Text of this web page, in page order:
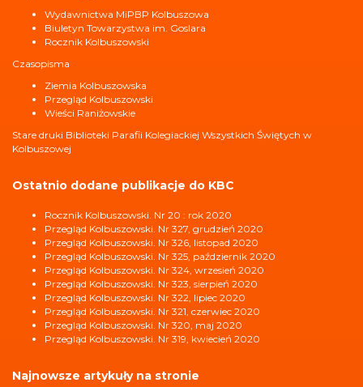
Wydawnictwa MiPBP Kolbuszowa
Biuletyn Towarzystwa im. Goslara
Rocznik Kolbuszowski
Czasopisma
Ziemia Kolbuszowska
Przegląd Kolbuszowski
Wieści Raniżowskie
Stare druki Biblioteki Parafii Kolegiackiej Wszystkich Świętych w
Kolbuszowej
Ostatnio dodane publikacje do KBC
Rocznik Kolbuszowski. Nr 20 : rok 2020
Przegląd Kolbuszowski. Nr 327, grudzień 2020
Przegląd Kolbuszowski. Nr 326, listopad 2020
Przegląd Kolbuszowski. Nr 325, październik 2020
Przegląd Kolbuszowski. Nr 324, wrzesień 2020
Przegląd Kolbuszowski. Nr 323, sierpień 2020
Przegląd Kolbuszowski. Nr 322, lipiec 2020
Przegląd Kolbuszowski. Nr 321, czerwiec 2020
Przegląd Kolbuszowski. Nr 320, maj 2020
Przegląd Kolbuszowski. Nr 319, kwiecień 2020
Najnowsze artykuły na stronie